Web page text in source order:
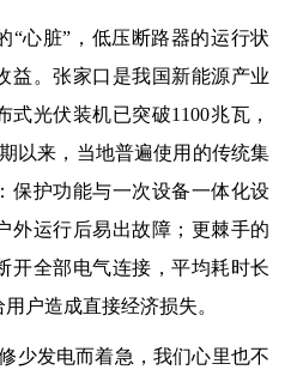
“心脏”，低压断路器的运行状
益。张家口是我国新能源产业
光伏装机已突破1100兆瓦，
以来，当地普遍使用的传统集
保护功能与一次设备一体化设
外运行后易出故障；更棘手的
开全部电气连接，平均耗时长
户造成直接经济损失。
发电而着急，我们心里也不